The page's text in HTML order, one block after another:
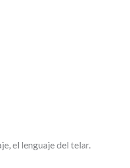
el lenguaje del telar.